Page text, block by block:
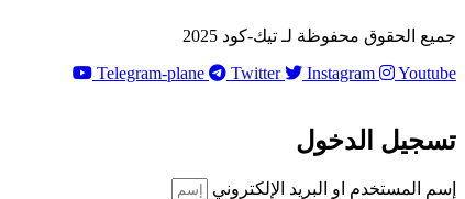
جميع الحقوق محفوظة لـ تيك-كود 2025
Telegram-plane
Twitter Instagram Youtube
تسجيل الدخول
إسم المستخدم او البريد الإلكتروني